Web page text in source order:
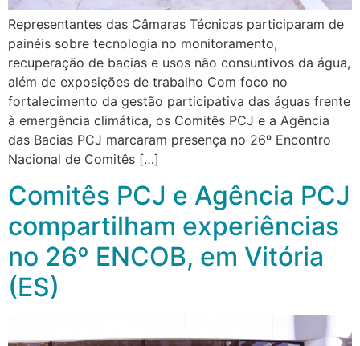
Representantes das Câmaras Técnicas participaram de
painéis sobre tecnologia no monitoramento,
recuperação de bacias e usos não consuntivos da água,
além de exposições de trabalho Com foco no
fortalecimento da gestão participativa das águas frente
à emergência climática, os Comitês PCJ e a Agência
das Bacias PCJ marcaram presença no 26º Encontro
Nacional de Comitês […]
Comitês PCJ e Agência PCJ
compartilham experiências
no 26º ENCOB, em Vitória
(ES)